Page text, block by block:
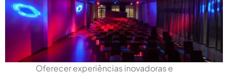
Oferecer experiências inovadoras e